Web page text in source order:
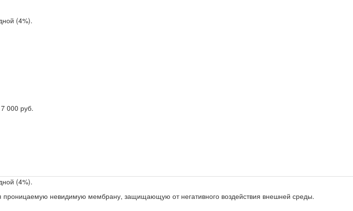
(4%).
000 руб.
(4%).
невидимую мембрану, защищающую от негативного воздействия внешней среды.